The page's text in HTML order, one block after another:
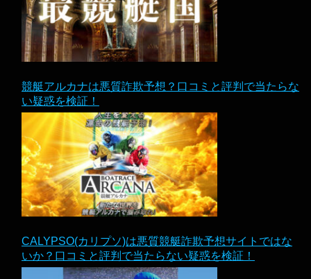
競艇アルカナは悪質詐欺予想？口コミと評判で当たらな
い疑惑を検証！
CALYPSO(カリプソ)は悪質競艇詐欺予想サイトではな
いか？口コミと評判で当たらない疑惑を検証！